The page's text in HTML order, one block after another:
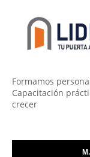
Formamos
Capacitación
crecer